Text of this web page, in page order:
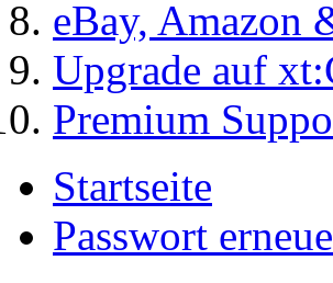
eBay, Amazon
Upgrade auf
Premium
Startseite
Passwort